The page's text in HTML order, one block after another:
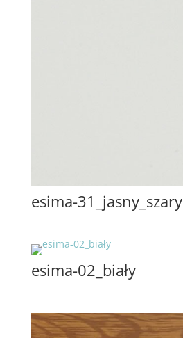
esima-31_jasny_szary
esima-02_biały